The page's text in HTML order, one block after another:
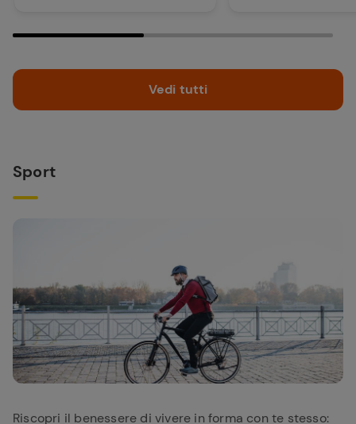
più grazie ai Consigli Conad
Vedi tutti
Sport
Riscopri il benessere di vivere in forma con te stesso: